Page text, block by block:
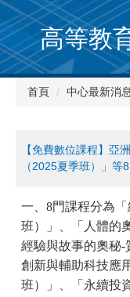
跳
到
主
要
內
高等教
首頁 中心最新消息
【免費數位課程】亞
（2025夏季班）」等
一、8門課程分為
班）」、「人體的
經驗與故事的奧秘-
創新與輔助科技應
班）」、「永續投